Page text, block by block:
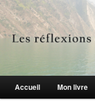
Les
Le blogue des aînés de
Menu principal
Aller au contenu
Aller au contenu
Accueil Mon livre